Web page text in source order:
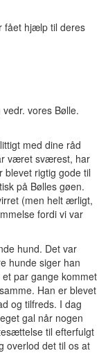
fået hjælp til deres
vores Bølle.
med dine råd
været sværest, har
rigtig gode til
på Bølles gøen.
(men helt ærligt,
fordi vi var
hund. Det var
hunde siger han
par gange kommet
Han er blevet
og tilfreds. I dag
gal når nogen
til efterfulgt
overlod det til os at